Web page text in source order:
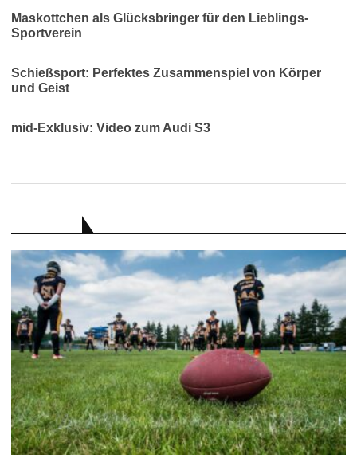
Maskottchen als Glücksbringer für den Lieblings-
Sportverein
Schießsport: Perfektes Zusammenspiel von Körper
und Geist
mid-Exklusiv: Video zum Audi S3